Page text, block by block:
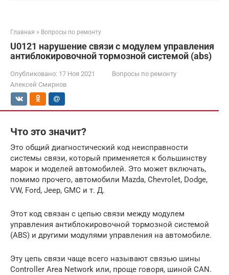
Главная » Вопросы по ремонту
U0121 нарушение связи с модулем управления
антиблокировочной тормозной системой (abs)
Опубликовано: 17 Ноя 2021
Вопросы по ремонту
Алексей Смирнов
Что это значит?
Это общий диагностический код неисправности
системы связи, который применяется к большинству
марок и моделей автомобилей. Это может включать,
помимо прочего, автомобили Mazda, Chevrolet, Dodge,
VW, Ford, Jeep, GMC и т. Д.
Этот код связан с цепью связи между модулем
управления антиблокировочной тормозной системой
(ABS) и другими модулями управления на автомобиле.
Эту цепь связи чаще всего называют связью шины
Controller Area Network или, проще говоря, шиной CAN.